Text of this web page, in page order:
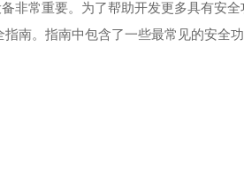
非常重要。为了帮助开发更多具有安全
南。指南中包含了一些最常见的安全